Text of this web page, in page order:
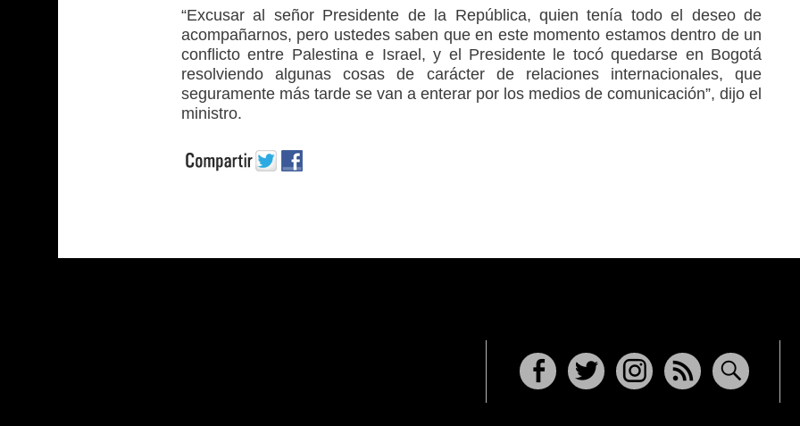
“Excusar al señor Presidente de la República, quien tenía todo el deseo de
acompañarnos, pero ustedes saben que en este momento estamos dentro de un
conflicto entre Palestina e Israel, y el Presidente le tocó quedarse en Bogotá
resolviendo algunas cosas de carácter de relaciones internacionales, que
seguramente más tarde se van a enterar por los medios de comunicación”, dijo el
ministro.